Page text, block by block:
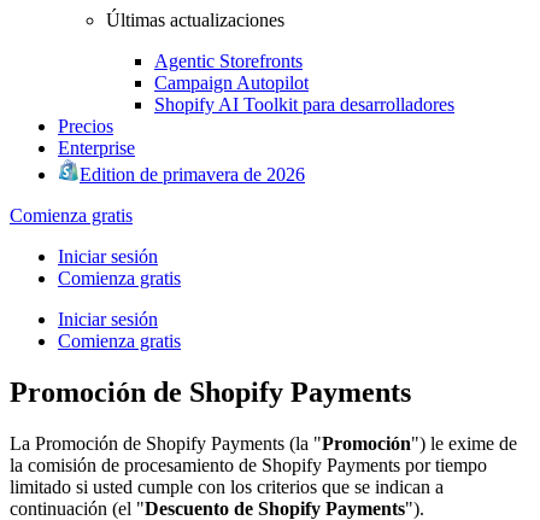
Últimas actualizaciones
Agentic Storefronts
Campaign Autopilot
Shopify AI Toolkit para desarrolladores
Precios
Enterprise
Edition de primavera de 2026
Comienza gratis
Iniciar sesión
Comienza gratis
Iniciar sesión
Comienza gratis
Promoción de Shopify Payments
La Promoción de Shopify Payments (la "Promoción") le exime de
la comisión de procesamiento de Shopify Payments por tiempo
limitado si usted cumple con los criterios que se indican a
continuación (el "Descuento de Shopify Payments").